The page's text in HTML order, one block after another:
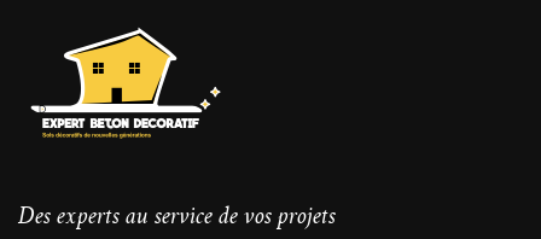
Des experts au service de vos projets